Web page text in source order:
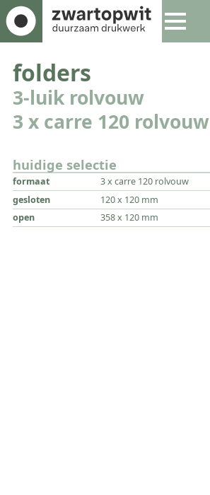
folders
3-luik rolvouw
3 x carre 120 rolvouw
huidige selectie
formaat
3 x carre 120 rolvouw
gesloten
120 x 120 mm
open
358 x 120 mm